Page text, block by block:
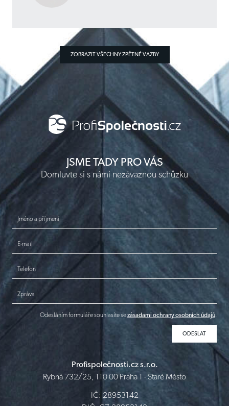
ZOBRAZIT VŠECHNY ZPĚTNÉ VAZBY
JSME TADY PRO VÁS
Domluvte si s námi nezávaznou schůzku
Jméno a příjmení
E-mail
Telefon
Zpráva
Odesláním formuláře souhlasíte sezásadami ochrany osobních údajů.
Profispolečnosti.cz s.r.o.
Rybná 732/25, 110 00 Praha 1 - Staré Město
IČ: 28953142